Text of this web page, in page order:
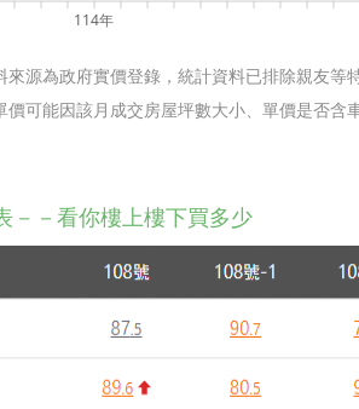
114年
來源為政府實價登錄，統計資料已排除親友
價可能因該月成交房屋坪數大小、單價是否
－－看你樓上樓下買多少